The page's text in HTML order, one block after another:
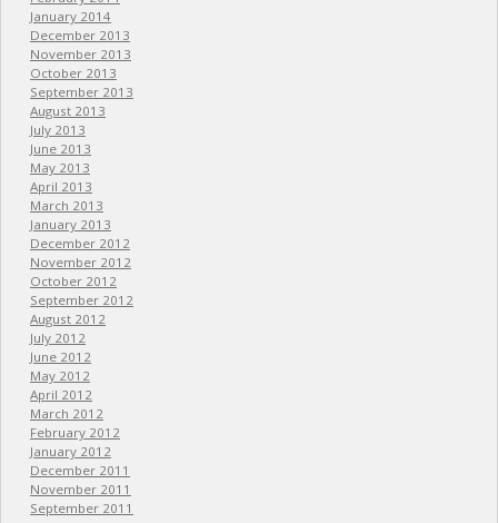
January 2014
December 2013
November 2013
October 2013
September 2013
August 2013
July 2013
June 2013
May 2013
April 2013
March 2013
January 2013
December 2012
November 2012
October 2012
September 2012
August 2012
July 2012
June 2012
May 2012
April 2012
March 2012
February 2012
January 2012
December 2011
November 2011
September 2011